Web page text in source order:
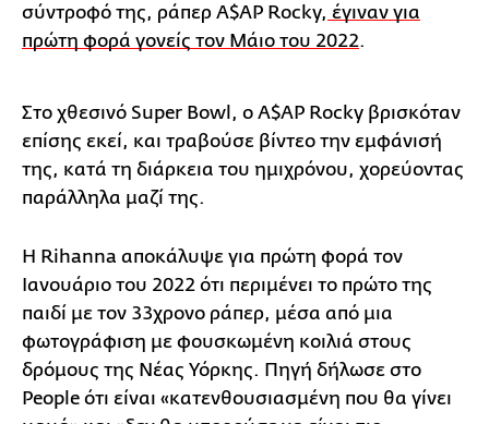
σύντροφό της, ράπερ A$AP Rocky, έγιναν για
πρώτη φορά γονείς τον Μάιο του 2022.
Στο χθεσινό Super Bowl, ο A$AP Rocky βρισκόταν
επίσης εκεί, και τραβούσε βίντεο την εμφάνισή
της, κατά τη διάρκεια του ημιχρόνου, χορεύοντας
παράλληλα μαζί της.
Η Rihanna αποκάλυψε για πρώτη φορά τον
Ιανουάριο του 2022 ότι περιμένει το πρώτο της
παιδί με τον 33χρονο ράπερ, μέσα από μια
φωτογράφιση με φουσκωμένη κοιλιά στους
δρόμους της Νέας Υόρκης. Πηγή δήλωσε στο
People ότι είναι «κατενθουσιασμένη που θα γίνει